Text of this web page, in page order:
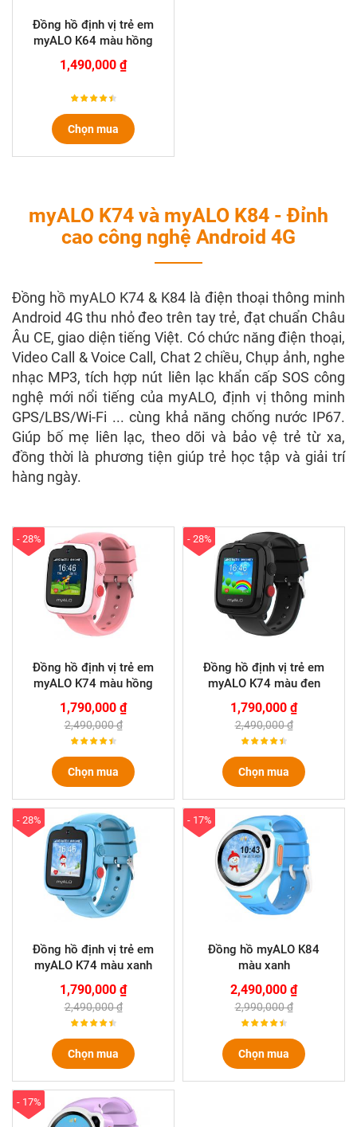
Đồng hồ định vị trẻ em
myALO K64 màu hồng
1,490,000 ₫
Chọn mua
myALO K74 và myALO K84 - Đỉnh
cao công nghệ Android 4G
Đồng hồ myALO K74 & K84 là điện thoại thông minh
Android 4G thu nhỏ đeo trên tay trẻ, đạt chuẩn Châu
Âu CE, giao diện tiếng Việt. Có chức năng điện thoại,
Video Call & Voice Call, Chat 2 chiều, Chụp ảnh, nghe
nhạc MP3, tích hợp nút liên lạc khẩn cấp SOS công
nghệ mới nổi tiếng của myALO, định vị thông minh
GPS/LBS/Wi-Fi ... cùng khả năng chống nước IP67.
Giúp bố mẹ liên lạc, theo dõi và bảo vệ trẻ từ xa,
đồng thời là phương tiện giúp trẻ học tập và giải trí
hàng ngày.
- 28%
Đồng hồ định vị trẻ em
myALO K74 màu hồng
1,790,000 ₫
2,490,000 ₫
Chọn mua
- 28%
Đồng hồ định vị trẻ em
myALO K74 màu đen
1,790,000 ₫
2,490,000 ₫
Chọn mua
- 28%
Đồng hồ định vị trẻ em
myALO K74 màu xanh
1,790,000 ₫
2,490,000 ₫
Chọn mua
- 17%
Đồng hồ myALO K84
màu xanh
2,490,000 ₫
2,990,000 ₫
Chọn mua
- 17%